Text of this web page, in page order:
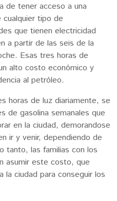
de tener acceso a una
tipo de
que tienen electricidad
a partir de las seis de la
Esas tres horas de
alto costo económico y
al petróleo.
horas de luz diariamente, se
de gasolina semanales que
en la ciudad, demorandose
ir y venir, dependiendo de
tanto, las familias con los
asumir este costo, que
la ciudad para conseguir los